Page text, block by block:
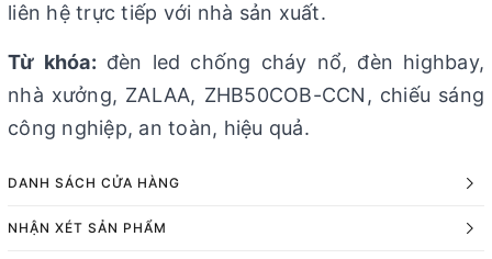
liên hệ trực tiếp với nhà sản xuất.
Từ khóa: đèn led chống cháy nổ, đèn highbay,
nhà xưởng, ZALAA, ZHB50COB-CCN, chiếu sáng
công nghiệp, an toàn, hiệu quả.
DANH SÁCH CỬA HÀNG
NHẬN XÉT SẢN PHẨM